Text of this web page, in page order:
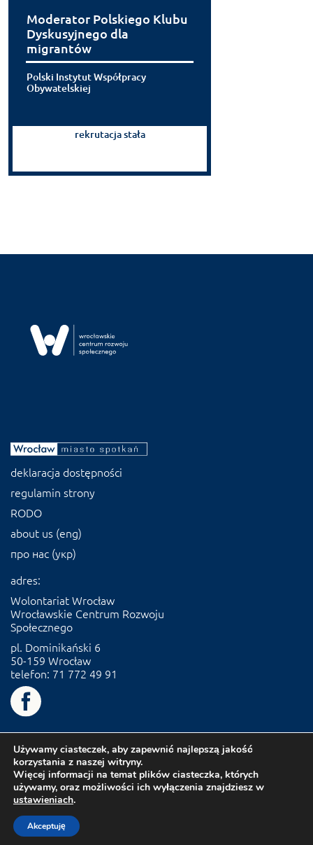
Moderator Polskiego Klubu
Dyskusyjnego dla
migrantów
Polski Instytut Współpracy
Obywatelskiej
rekrutacja stała
deklaracja dostępności
regulamin strony
RODO
about us (eng)
про нас (укр)
adres:
Wolontariat Wrocław
Wrocławskie Centrum Rozwoju
Społecznego
pl. Dominikański 6
50-159 Wrocław
telefon: 71 772 49 91
Używamy ciasteczek, aby zapewnić najlepszą jakość
korzystania z naszej witryny.
Więcej informacji na temat plików ciasteczka, których
używamy, oraz możliwości ich wyłączenia znajdziesz w
ustawieniach.
Akceptuję